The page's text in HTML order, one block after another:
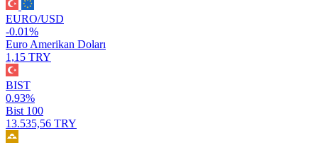
EURO/USD
-0.01%
Euro Amerikan Doları
1,15 TRY
BIST
0.93%
Bist 100
13.535,56 TRY